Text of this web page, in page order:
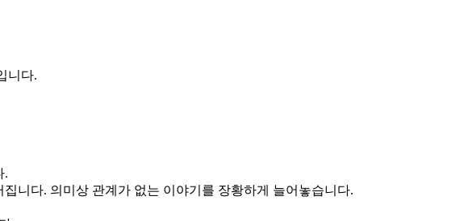
니다.
.
니다. 의미상 관계가 없는 이야기를 장황하게 늘어놓습니다.